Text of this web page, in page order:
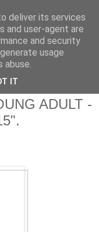
ADULT -
deliver its services
and user-agent are
and security
usage
abuse.
IT